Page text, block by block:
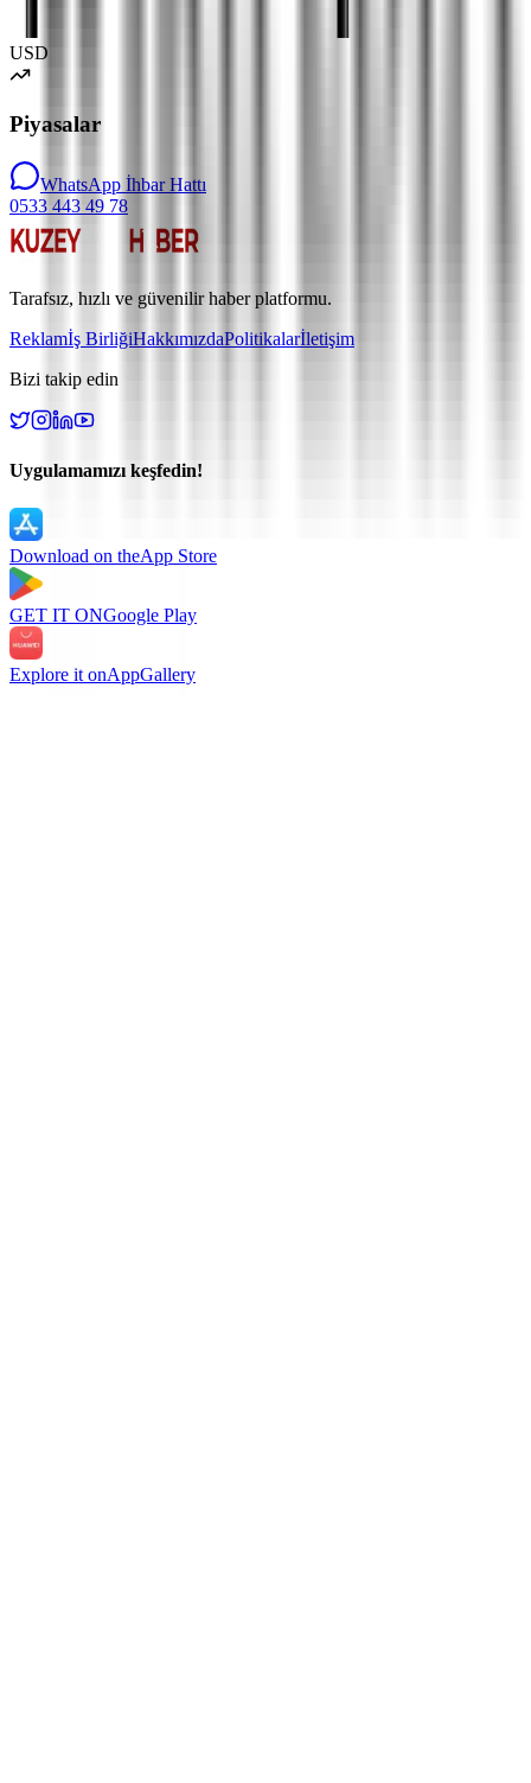
USD
Piyasalar
WhatsApp İhbar Hattı
0533 443 49 78
Tarafsız, hızlı ve güvenilir haber platformu.
Reklamİş BirliğiHakkımızdaPolitikalarİletişim
Bizi takip edin
Uygulamamızı keşfedin!
Download on theApp Store
GET IT ONGoogle Play
Explore it onAppGallery